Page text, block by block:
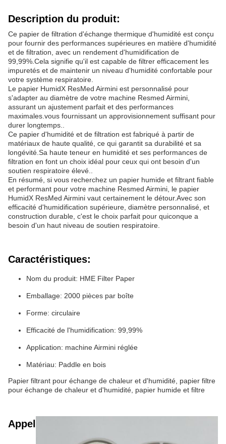
Description du produit:
Ce papier de filtration d'échange thermique d'humidité est conçu
pour fournir des performances supérieures en matière d'humidité
et de filtration, avec un rendement d'humidification de
99,99%.Cela signifie qu'il est capable de filtrer efficacement les
impuretés et de maintenir un niveau d'humidité confortable pour
votre système respiratoire.
Le papier HumidX ResMed Airmini est personnalisé pour
s'adapter au diamètre de votre machine Resmed Airmini,
assurant un ajustement parfait et des performances
maximales.vous fournissant un approvisionnement suffisant pour
durer longtemps..
Ce papier d'humidité et de filtration est fabriqué à partir de
matériaux de haute qualité, ce qui garantit sa durabilité et sa
longévité.Sa haute teneur en humidité et ses performances de
filtration en font un choix idéal pour ceux qui ont besoin d'un
soutien respiratoire élevé..
En résumé, si vous recherchez un papier humide et filtrant fiable
et performant pour votre machine Resmed Airmini, le papier
HumidX ResMed Airmini vaut certainement le détour.Avec son
efficacité d'humidification supérieure, diamètre personnalisé, et
construction durable, c'est le choix parfait pour quiconque a
besoin d'un haut niveau de soutien respiratoire.
Caractéristiques:
Nom du produit: HME Filter Paper
Emballage: 2000 pièces par boîte
Forme: circulaire
Efficacité de l'humidification: 99,99%
Application: machine Airmini réglée
Matériau: Paddle en bois
Papier filtrant pour échange de chaleur et d'humidité, papier filtre
pour échange de chaleur et d'humidité, papier humide et filtre
Appel